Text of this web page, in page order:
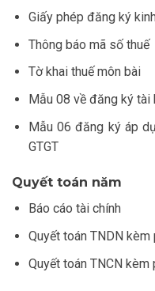
Giấy phép đăng ký
Thông báo mã số thuế
Tờ khai thuế môn bài
Mẫu 08 về đăng ký tài
Mẫu 06 đăng ký áp
GTGT
Quyết toán năm
Báo cáo tài chính
Quyết toán TNDN kèm
Quyết toán TNCN kèm